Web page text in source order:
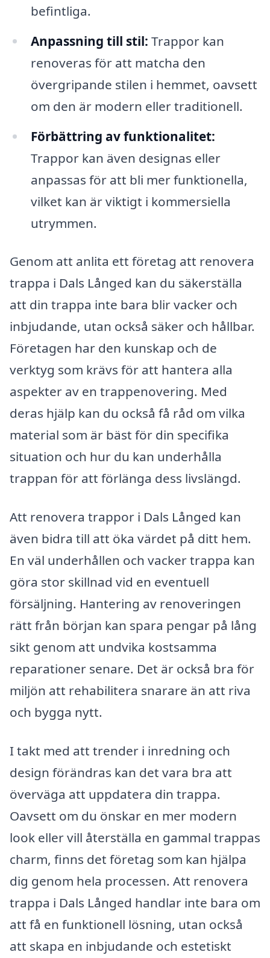
befintliga.
Anpassning till stil: Trappor kan
renoveras för att matcha den
övergripande stilen i hemmet, oavsett
om den är modern eller traditionell.
Förbättring av funktionalitet:
Trappor kan även designas eller
anpassas för att bli mer funktionella,
vilket kan är viktigt i kommersiella
utrymmen.
Genom att anlita ett företag att renovera
trappa i Dals Långed kan du säkerställa
att din trappa inte bara blir vacker och
inbjudande, utan också säker och hållbar.
Företagen har den kunskap och de
verktyg som krävs för att hantera alla
aspekter av en trappenovering. Med
deras hjälp kan du också få råd om vilka
material som är bäst för din specifika
situation och hur du kan underhålla
trappan för att förlänga dess livslängd.
Att renovera trappor i Dals Långed kan
även bidra till att öka värdet på ditt hem.
En väl underhållen och vacker trappa kan
göra stor skillnad vid en eventuell
försäljning. Hantering av renoveringen
rätt från början kan spara pengar på lång
sikt genom att undvika kostsamma
reparationer senare. Det är också bra för
miljön att rehabilitera snarare än att riva
och bygga nytt.
I takt med att trender i inredning och
design förändras kan det vara bra att
överväga att uppdatera din trappa.
Oavsett om du önskar en mer modern
look eller vill återställa en gammal trappas
charm, finns det företag som kan hjälpa
dig genom hela processen. Att renovera
trappa i Dals Långed handlar inte bara om
att få en funktionell lösning, utan också
att skapa en inbjudande och estetiskt